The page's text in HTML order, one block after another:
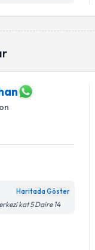
Haritada Göster
kat 5 Daire 14